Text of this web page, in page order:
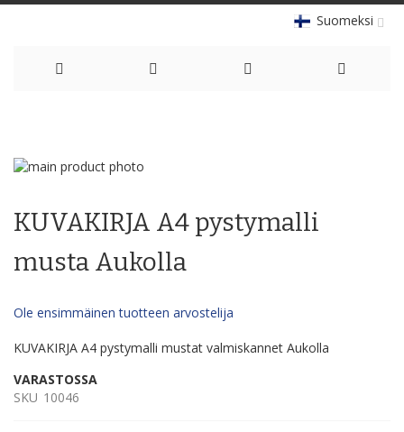
Suomeksi
Content
Skip
end
the
images
the
of
the
gallery
KUVAKIRJA A4 pystymalli
musta Aukolla
Ole ensimmäinen tuotteen arvostelija
KUVAKIRJA A4 pystymalli mustat valmiskannet Aukolla
VARASTOSSA
SKU 10046